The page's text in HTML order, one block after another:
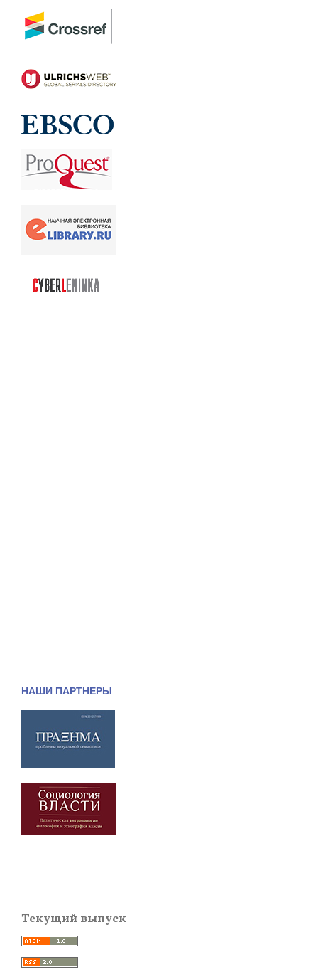
НАШИ ПАРТНЕРЫ
Текущий выпуск